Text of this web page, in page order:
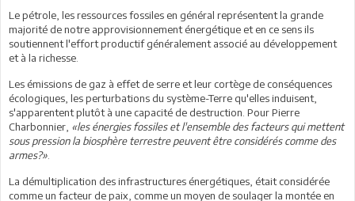
Le pétrole, les ressources fossiles en général représentent la grande
majorité de notre approvisionnement énergétique et en ce sens ils
soutiennent l'effort productif généralement associé au développement
et à la richesse.
Les émissions de gaz à effet de serre et leur cortège de conséquences
écologiques, les perturbations du système-Terre qu'elles induisent,
s'apparentent plutôt à une capacité de destruction. Pour Pierre
Charbonnier, «les énergies fossiles et l'ensemble des facteurs qui mettent
sous pression la biosphère terrestre peuvent être considérés comme des
armes?»
La démultiplication des infrastructures énergétiques, était considérée
comme un facteur de paix, comme un moyen de soulager la montée en